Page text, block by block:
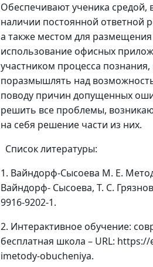
Обеспечивают ученика
наличии постоянной ответной
а также местом для
использование офисных
участником процесса
поразмышлять над
поводу причин допущенных
решить все проблемы,
на себя решение части из них.
Список литературы:
1. Вайндорф-Сысоева М. Е.
Вайндорф- Сысоева, Т. С.
9916-9202-1.
2. Интерактивное обучение:
бесплатная школа – URL:
imetody-obucheniya.